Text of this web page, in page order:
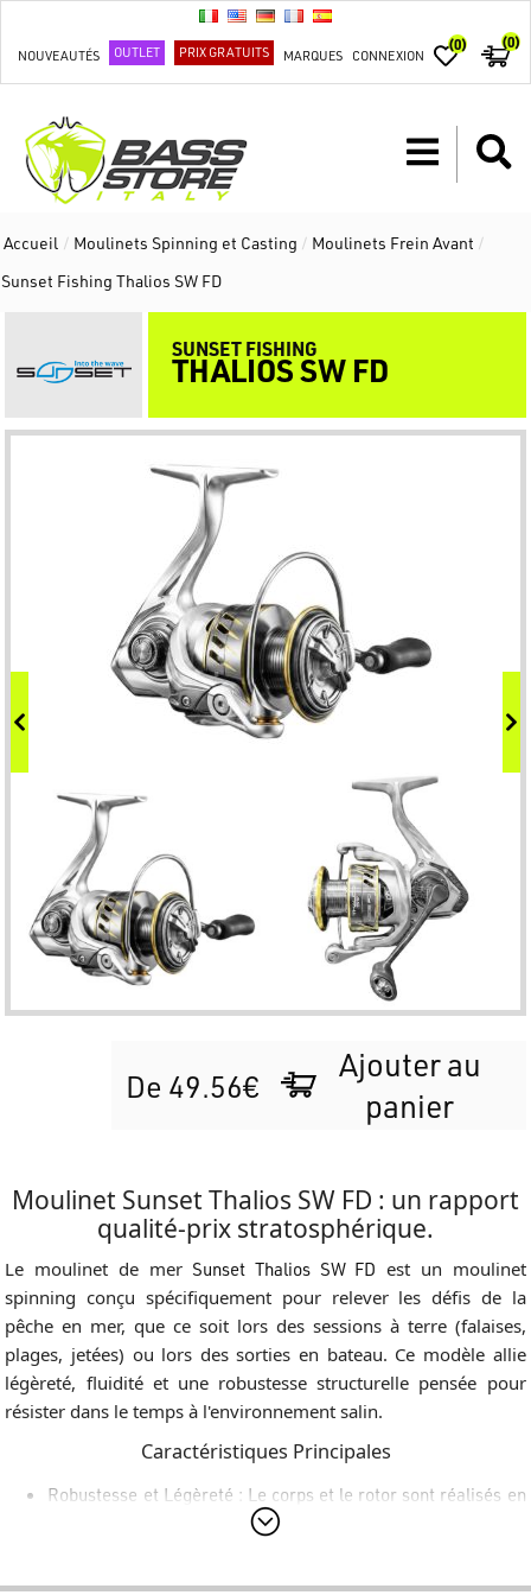
NOUVEAUTÉS OUTLET PRIX GRATUITS MARQUES CONNEXION
(0) (0)
Accueil / Moulinets Spinning et Casting / Moulinets Frein Avant /
Sunset Fishing Thalios SW FD
SUNSET FISHING
THALIOS SW FD
De 49.56€
Ajouter au
panier
Moulinet Sunset Thalios SW FD : un rapport
qualité-prix stratosphérique.
Le moulinet de mer Sunset Thalios SW FD est un moulinet
spinning conçu spécifiquement pour relever les défis de la
pêche en mer, que ce soit lors des sessions à terre (falaises,
plages, jetées) ou lors des sorties en bateau. Ce modèle allie
légèreté, fluidité et une robustesse structurelle pensée pour
résister dans le temps à l'environnement salin.
Caractéristiques Principales
Robustesse et Légèreté : Le corps et le rotor sont réalisés en
ABS haute résistance, un choix structurel qui garantit un poids